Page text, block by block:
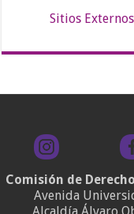
Sitios Externos
Comisión de
Avenida